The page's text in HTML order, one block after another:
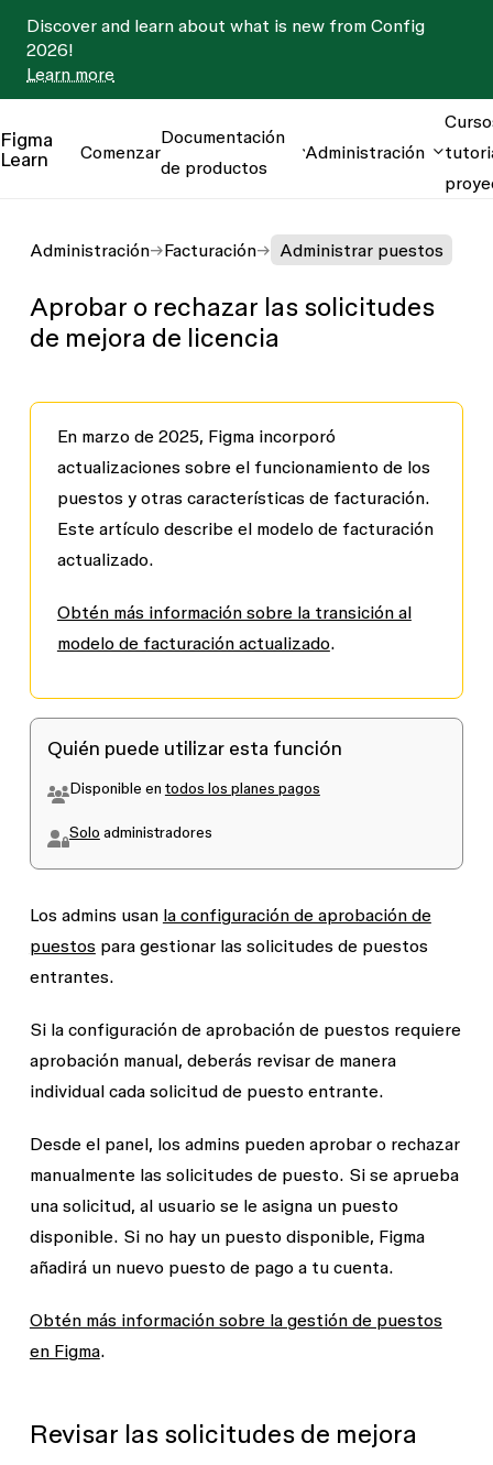
Discover and learn about what is new from Config
2026!
Learn more
Figma
Learn
Comenzar
Documentación
de productos
Administración
Administración Facturación Administrar puestos
Aprobar o rechazar las solicitudes
de mejora de licencia
En marzo de 2025, Figma incorporó
actualizaciones sobre el funcionamiento de los
puestos y otras características de facturación.
Este artículo describe el modelo de facturación
actualizado.
Obtén más información sobre la transición al
modelo de facturación actualizado.
Quién puede utilizar esta función
Disponible en todos los planes pagos
Solo administradores
Los admins usan la configuración de aprobación de
puestospara gestionar las solicitudes de puestos
entrantes.
Si la configuración de aprobación de puestos requiere
aprobación manual, deberás revisar de manera
individual cada solicitud de puesto entrante.
Desde el panel, los admins pueden aprobar o rechazar
manualmente las solicitudes de puesto. Si se aprueba
una solicitud, al usuario se le asigna un puesto
disponible. Si no hay un puesto disponible, Figma
añadirá un nuevo puesto de pago a tu cuenta.
Obtén más información sobre la gestión de puestos
en Figma.
Revisar las solicitudes de mejora